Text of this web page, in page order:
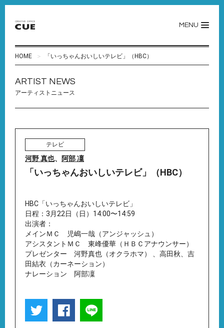
MENU
HOME 「いっちゃんおいしいテレビ」（HBC）
ARTIST NEWS
アーティストニュース
テレビ
河野 真也、 阿部 凜
「いっちゃんおいしいテレビ」（HBC）
HBC「いっちゃんおいしいテレビ」
日程：3月22日（日）14:00〜14:59
出演者：
メインＭＣ 児嶋一哉（アンジャッシュ）
アシスタントＭＣ 東峰優華（ＨＢＣアナウンサー）
プレゼンター 河野真也（オクラホマ） 、高田秋、吉
田結衣（カーネーション）
ナレーション 阿部凜